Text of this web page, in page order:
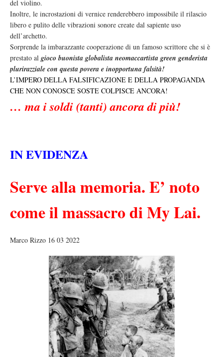
del violino.
Inoltre, le incrostazioni di vernice renderebbero impossibile il rilascio
libero e pulito delle vibrazioni sonore create dal sapiente uso
dell’archetto.
Sorprende la imbarazzante cooperazione di un famoso scrittore che si è
prestato al gioco buonista globalista neomaccartista green genderista
plurirazziale con questa povera e inopportuna falsità!
L’IMPERO DELLA FALSIFICAZIONE E DELLA PROPAGANDA
CHE NON CONOSCE SOSTE COLPISCE ANCORA!
… ma i soldi (tanti) ancora di più!
IN EVIDENZA
Serve alla memoria. E’ noto
come il massacro di My Lai.
Marco Rizzo 16 03 2022